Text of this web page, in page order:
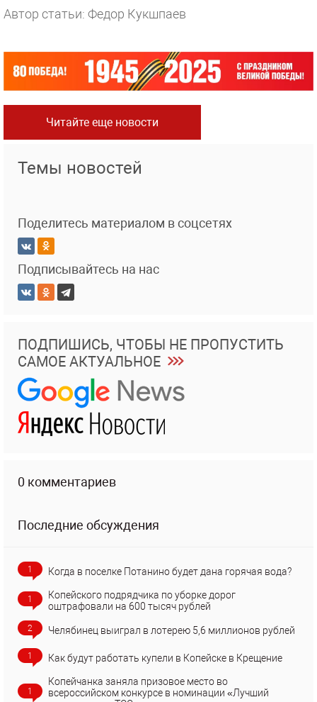
Автор статьи: Федор Кукшпаев
Читайте еще новости
Темы новостей
Поделитесь материалом в соцсетях
Подписывайтесь на нас
ПОДПИШИСЬ, ЧТОБЫ НЕ ПРОПУСТИТЬ
САМОЕ АКТУАЛЬНОЕ
0 комментариев
Последние обсуждения
1 Когда в поселке Потанино будет дана горячая вода?
1
Копейского подрядчика по уборке дорог
оштрафовали на 600 тысяч рублей
2 Челябинец выиграл в лотерею 5,6 миллионов рублей
1 Как будут работать купели в Копейске в Крещение
1
Копейчанка заняла призовое место во
всероссийском конкурсе в номинации «Лучший